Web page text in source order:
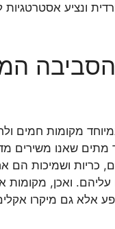
ונציע
מקומות חמים
מתים שאנו משירים
כריות ושמיכות הם
עליהם. ואכן, מקומות
אלא גם מיקרו